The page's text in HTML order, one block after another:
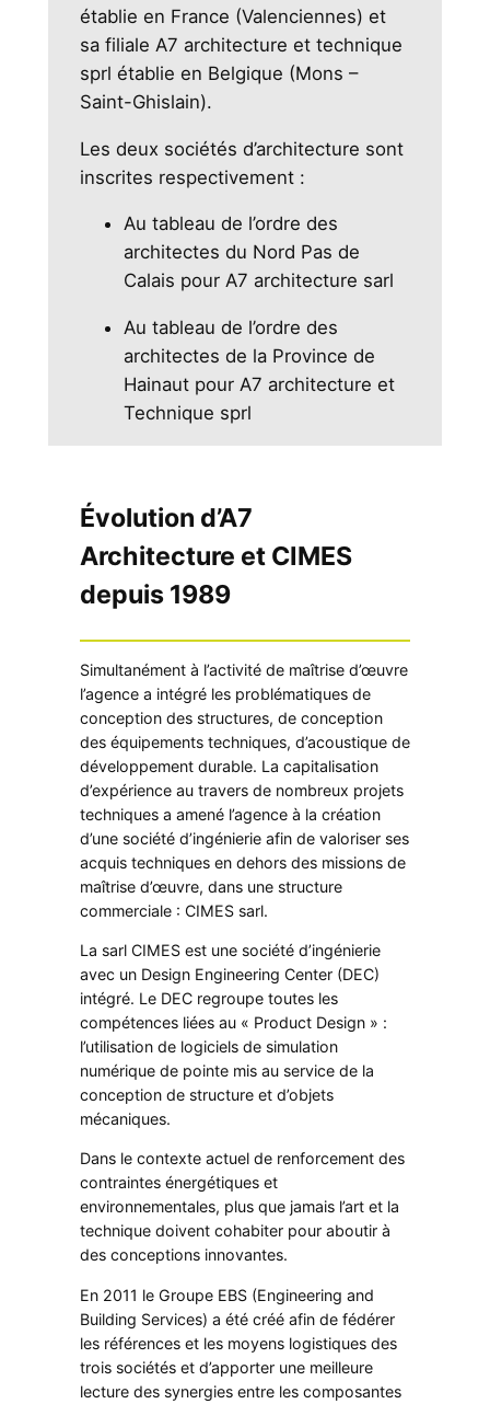
établie en France (Valenciennes) et
sa filiale A7 architecture et technique
sprl établie en Belgique (Mons –
Saint-Ghislain).
Les deux sociétés d’architecture sont
inscrites respectivement :
Au tableau de l’ordre des
architectes du Nord Pas de
Calais pour A7 architecture sarl
Au tableau de l’ordre des
architectes de la Province de
Hainaut pour A7 architecture et
Technique sprl
Évolution d’A7
Architecture et CIMES
depuis 1989
Simultanément à l’activité de maîtrise d’œuvre
l’agence a intégré les problématiques de
conception des structures, de conception
des équipements techniques, d’acoustique de
développement durable. La capitalisation
d’expérience au travers de nombreux projets
techniques a amené l’agence à la création
d’une société d’ingénierie afin de valoriser ses
acquis techniques en dehors des missions de
maîtrise d’œuvre, dans une structure
commerciale : CIMES sarl.
La sarl CIMESest une société d’ingénierie
avec un Design Engineering Center (DEC)
intégré. Le DEC regroupe toutes les
compétences liées au « Product Design » :
l’utilisation de logiciels de simulation
numérique de pointe mis au service de la
conception de structure et d’objets
mécaniques.
Dans le contexte actuel de renforcement des
contraintes énergétiques et
environnementales, plus que jamais l’art et la
technique doivent cohabiter pour aboutir à
des conceptions innovantes.
En 2011 le Groupe EBS (Engineering and
Building Services) a été créé afin de fédérer
les références et les moyens logistiques des
trois sociétés et d’apporter une meilleure
lecture des synergies entre les composantes